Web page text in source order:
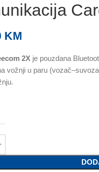
KM
2Xje pouzdana
vožnji u paru